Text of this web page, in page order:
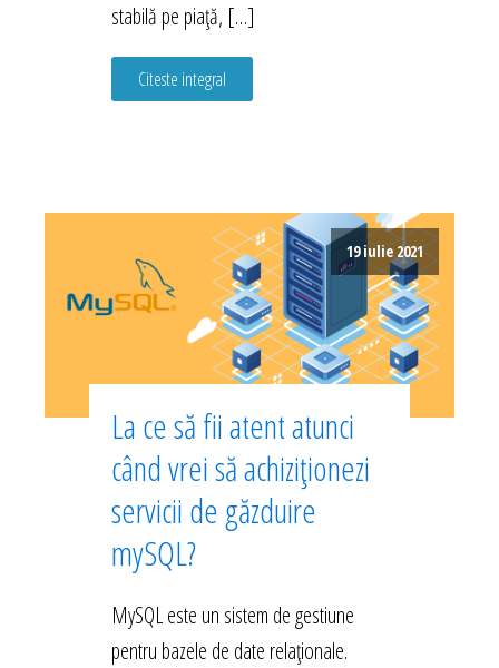
stabilă pe piață, […]
Citeste integral
19 iulie 2021
La ce să fii atent atunci
când vrei să achiziționezi
servicii de găzduire
mySQL?
MySQL este un sistem de gestiune
pentru bazele de date relaționale.